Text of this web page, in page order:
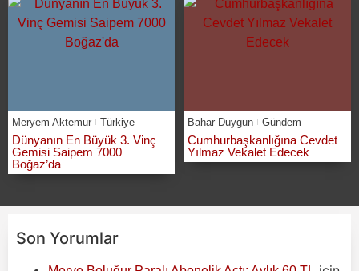
Meryem Aktemur Türkiye
Dünyanın En Büyük 3. Vinç
Gemisi Saipem 7000
Boğaz’da
Bahar Duygun Gündem
Cumhurbaşkanlığına Cevdet
Yılmaz Vekalet Edecek
Son Yorumlar